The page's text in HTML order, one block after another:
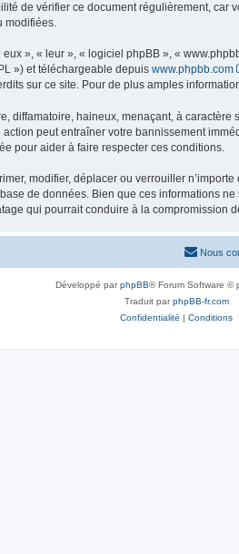
de vérifier ce document régulièrement,
modifiées.
», « leur », « logiciel phpBB », «
») et téléchargeable depuis www.phpbb.com
sur ce site. Pour de plus amples
diffamatoire, haineux, menaçant, à
peut entraîner votre bannissement
pour aider à faire respecter ces conditions.
modifier, déplacer ou verrouiller
de données. Bien que ces informations
qui pourrait conduire à la compromission
Nous
Développé parphpBB® Forum Software ©
Traduit parphpBB-fr.com
Confidentialité | Conditions